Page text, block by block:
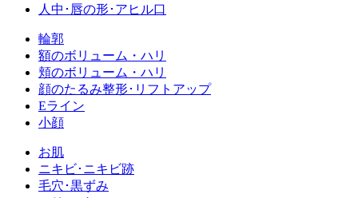
人中･唇の形･アヒル口
輪郭
額のボリューム・ハリ
頬のボリューム・ハリ
顔のたるみ整形･リフトアップ
Eライン
小顔
お肌
ニキビ･ニキビ跡
毛穴･黒ずみ